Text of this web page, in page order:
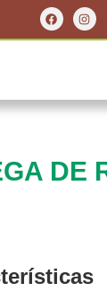
DE